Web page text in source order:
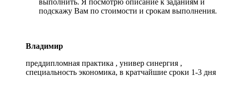
выполнить. Я посмотрю описание к заданиям и
подскажу Вам по стоимости и срокам выполнения.
Владимир
преддипломная практика , универ синергия ,
специальность экономика, в кратчайшие сроки 1-3 дня